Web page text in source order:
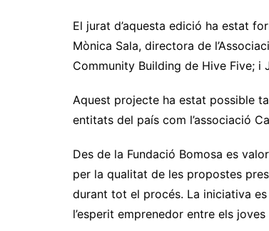
El jurat d’aquesta edició ha estat
Mònica Sala, directora de
Community Building de Hive Five; i
Aquest projecte ha estat possible
entitats del país com l’associació
Des de la Fundació Bomosa es
per la qualitat de les propostes
durant tot el procés. La iniciativa
l’esperit emprenedor entre els